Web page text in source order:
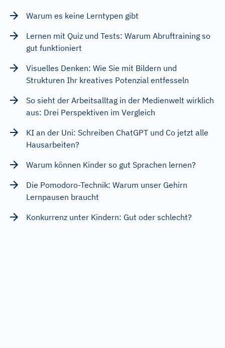
Warum es keine Lerntypen gibt
Lernen mit Quiz und Tests: Warum Abruftraining so
gut funktioniert
Visuelles Denken: Wie Sie mit Bildern und
Strukturen Ihr kreatives Potenzial entfesseln
So sieht der Arbeitsalltag in der Medienwelt wirklich
aus: Drei Perspektiven im Vergleich
KI an der Uni: Schreiben ChatGPT und Co jetzt alle
Hausarbeiten?
Warum können Kinder so gut Sprachen lernen?
Die Pomodoro-Technik: Warum unser Gehirn
Lernpausen braucht
Konkurrenz unter Kindern: Gut oder schlecht?